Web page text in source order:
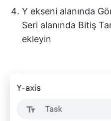
Y ekseni alanında
Seri alanında Bitiş
ekleyin